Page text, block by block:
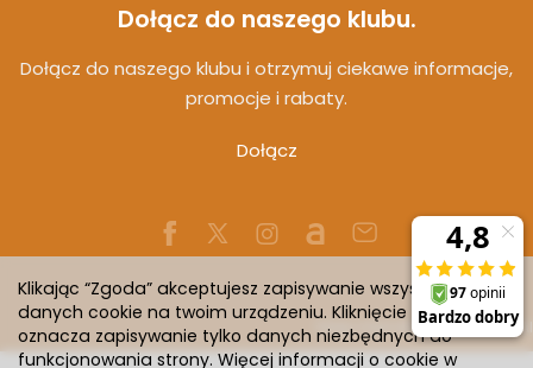
Dołącz do naszego klubu.
Dołącz do naszego klubu i otrzymuj ciekawe informacje,
promocje i rabaty.
Dołącz
Sklep internetowy SOTESHOP AI
Klikając “Zgoda” akceptujesz zapisywanie wszystkich
danych cookie na twoim urządzeniu. Kliknięcie “Odmowa”
oznacza zapisywanie tylko danych niezbędnych do
funkcjonowania strony. Więcej informacji o cookie w